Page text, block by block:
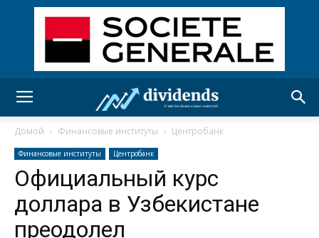
Домой Финансовые институты Центробанк
Финансовые институты Центробанк
Официальный курс
доллара в Узбекистане
преодолел